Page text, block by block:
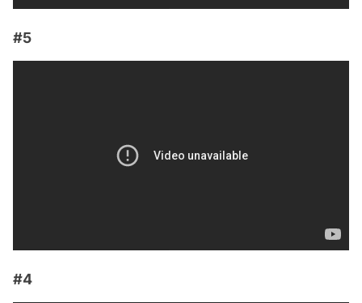
#5
#4